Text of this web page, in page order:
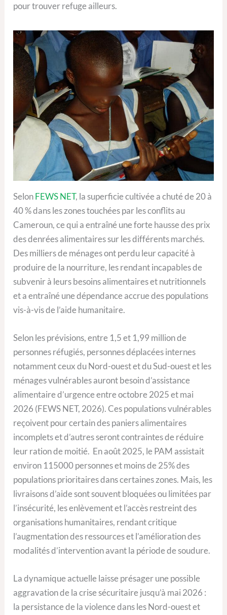
pour trouver refuge ailleurs.
SelonFEWS NET, la superficie cultivée a chuté de 20 à
40 % dans les zones touchées par les conflits au
Cameroun, ce qui a entraîné une forte hausse des prix
des denrées alimentaires sur les différents marchés.
Des milliers de ménages ont perdu leur capacité à
produire de la nourriture, les rendant incapables de
subvenir à leurs besoins alimentaires et nutritionnels
et a entraîné une dépendance accrue des populations
vis-à-vis de l’aide humanitaire.
Selon les prévisions, entre 1,5 et 1,99 million de
personnes réfugiés, personnes déplacées internes
notamment ceux du Nord-ouest et du Sud-ouest et les
ménages vulnérables auront besoin d’assistance
alimentaire d’urgence entre octobre 2025 et mai
2026 (FEWS NET, 2026). Ces populations vulnérables
reçoivent pour certain des paniers alimentaires
incomplets et d’autres seront contraintes de réduire
leur ration de moitié. En août 2025, le PAM assistait
environ 115000 personnes et moins de 25% des
populations prioritaires dans certaines zones. Mais, les
livraisons d’aide sont souvent bloquées ou limitées par
l’insécurité, les enlèvement et l’accès restreint des
organisations humanitaires, rendant critique
l’augmentation des ressources et l’amélioration des
modalités d’intervention avant la période de soudure.
La dynamique actuelle laisse présager une possible
aggravation de la crise sécuritaire jusqu’à mai 2026 :
la persistance de la violence dans les Nord-ouest et